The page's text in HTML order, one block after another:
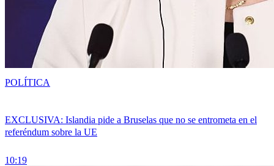
EXCLUSIVA: Islandia pide a Bruselas que no se entrometa en el
referéndum sobre la UE
10:19
POLÍTICA